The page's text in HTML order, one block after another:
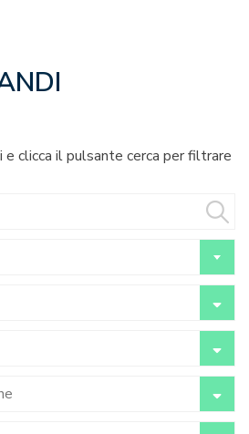
e clicca il pulsante cerca per filtrare